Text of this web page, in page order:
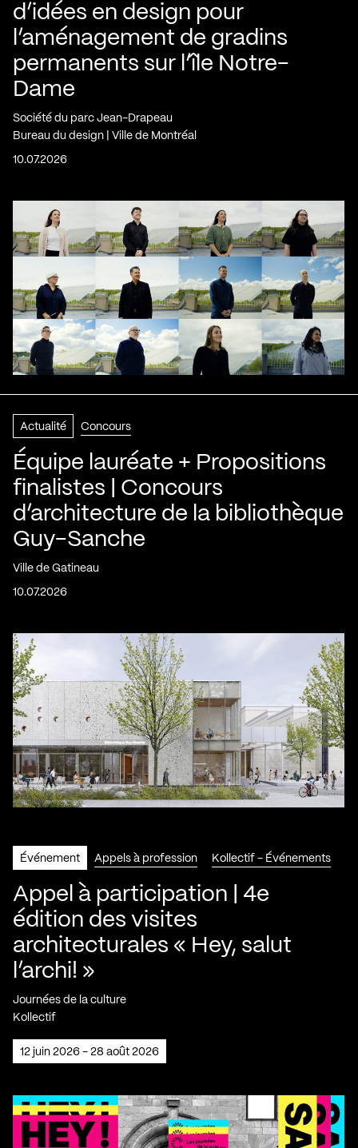
d’idées en design pour
l’aménagement de gradins
permanents sur l’île Notre-
Dame
Société du parc Jean-Drapeau
Bureau du design | Ville de Montréal
10.07.2026
Actualité Concours
Équipe lauréate + Propositions
finalistes | Concours
d’architecture de la bibliothèque
Guy-Sanche
Ville de Gatineau
10.07.2026
Événement Appels à profession Kollectif - Événements
Appel à participation | 4e
édition des visites
architecturales « Hey, salut
l’archi! »
Journées de la culture
Kollectif
12 juin 2026 - 28 août 2026